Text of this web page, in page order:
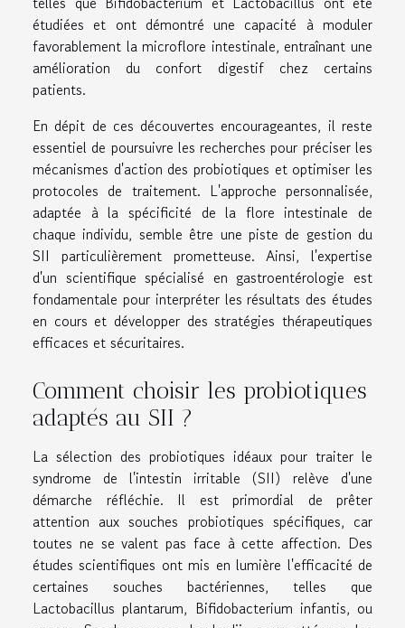
étudiées et ont démontré une capacité à moduler
favorablement la microflore intestinale, entraînant une
amélioration du confort digestif chez certains
patients.
En dépit de ces découvertes encourageantes, il reste
essentiel de poursuivre les recherches pour préciser les
mécanismes d'action des probiotiques et optimiser les
protocoles de traitement. L'approche personnalisée,
adaptée à la spécificité de la flore intestinale de
chaque individu, semble être une piste de gestion du
SII particulièrement prometteuse. Ainsi, l'expertise
d'un scientifique spécialisé en gastroentérologie est
fondamentale pour interpréter les résultats des études
en cours et développer des stratégies thérapeutiques
efficaces et sécuritaires.
Comment choisir les probiotiques
adaptés au SII ?
La sélection des probiotiques idéaux pour traiter le
syndrome de l'intestin irritable (SII) relève d'une
démarche réfléchie. Il est primordial de prêter
attention aux souches probiotiques spécifiques, car
toutes ne se valent pas face à cette affection. Des
études scientifiques ont mis en lumière l'efficacité de
certaines souches bactériennes, telles que
Lactobacillus plantarum, Bifidobacterium infantis, ou